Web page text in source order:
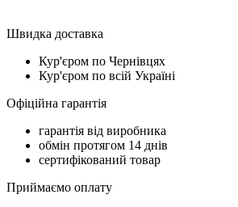
Швидка доставка
Кур'єром по Чернівцях
Кур'єром по всій Україні
Офіційна гарантія
гарантія від виробника
обмін протягом 14 днів
сертифікований товар
Приймаємо оплату